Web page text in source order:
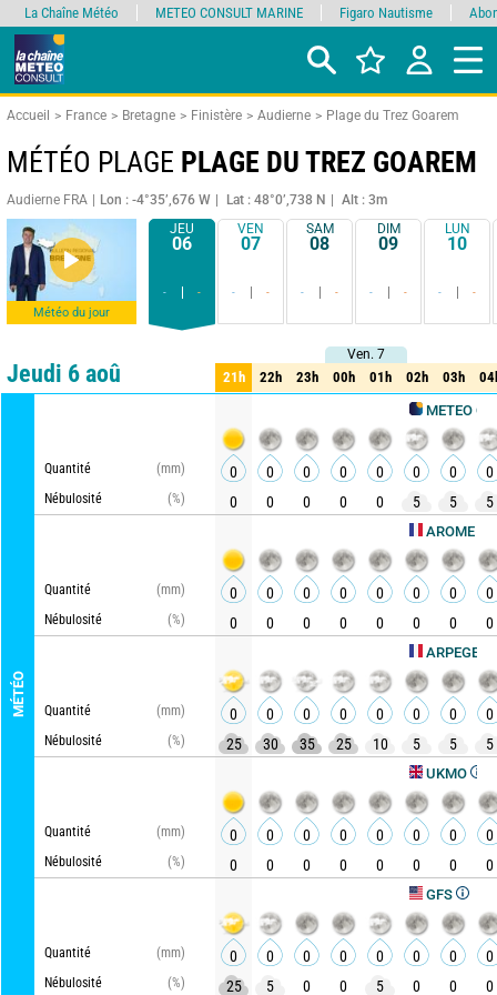
Accueil France Bretagne Finistère Audierne Plage du Trez Goarem
MÉTÉO PLAGE PLAGE DU TREZ GOAREM
Audierne FRA Lon : -4°35’,676 W Lat : 48°0’,738 N Alt : 3m
Météo du jour
JEU
06
- -
VEN
07
- -
SAM
08
- -
DIM
09
- -
LUN
10
- -
Comparateur détaillé synthétique
Jeudi 6 aoû
MÉTÉO
METEO CONSULT
Quantité
(mm)
Nébulosité
(%)
AROME HD
Quantité
(mm)
Nébulosité
(%)
ARPEGE
Quantité
(mm)
Nébulosité
(%)
UKMO
Quantité
(mm)
Nébulosité
(%)
Quantité
(mm)
Nébulosité
(%)
Ven. 7
21h 22h 23h 00h 01h 02h 03h
Ven. 7
21h 22h 23h 00h 01h 02h 03h
0 0 0 0 0 0 0
0
0
0 0 0 0 5 5 5
0 0 0 0 0 0 0
0
0
0 0 0 0 0 0 0
0 0 0 0 0 0 0
0
25
30 35 25 10 5 5 5
0 0 0 0 0 0 0
0
0
0 0 0 0 0 0 0
0 0 0 0 0 0 0
0
25
5 0 0 5 0 0 0
La Chaîne Météo METEO CONSULT MARINE Figaro Nautisme